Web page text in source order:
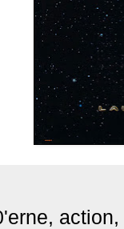
, action,